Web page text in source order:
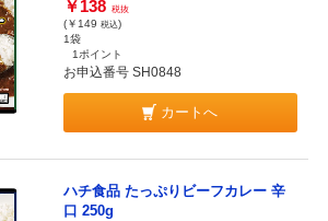
￥138 税抜
(￥149 税込)
1袋
1ポイント
お申込番号 SH0848
カートへ
ハチ食品 たっぷりビーフカレー 辛
口 250g